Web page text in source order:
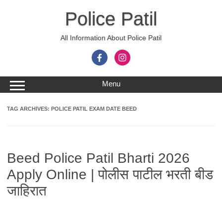
Police Patil
All Information About Police Patil
Menu
TAG ARCHIVES: POLICE PATIL EXAM DATE BEED
Beed Police Patil Bharti 2026
Apply Online | पोलीस पाटील भरती बीड
जाहिरात